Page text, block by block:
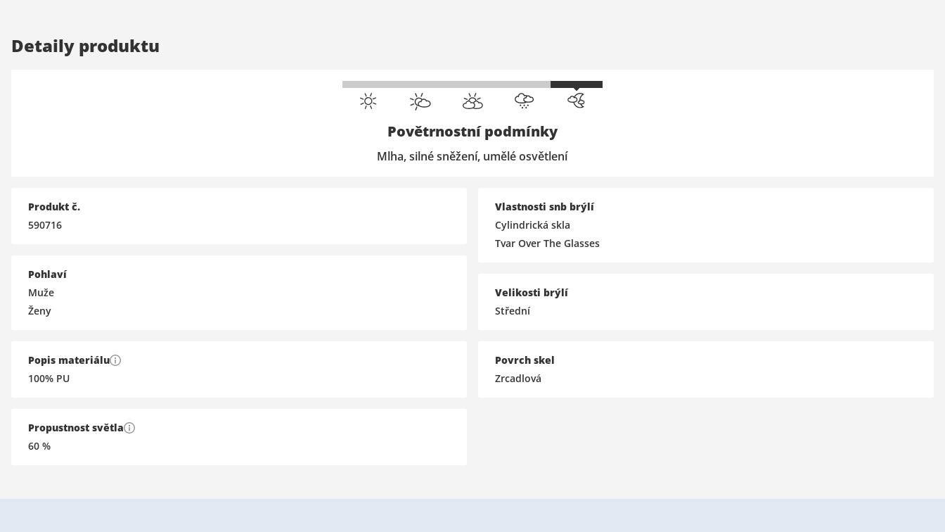
Detaily produktu
Povětrnostní podmínky
Mlha, silné sněžení, umělé osvětlení
Produkt č.
590716
Pohlaví
Muže
Ženy
Popis materiálu
100% PU
Propustnost světla
60 %
Vlastnosti snb brýlí
Cylindrická skla
Tvar Over The Glasses
Velikosti brýlí
Střední
Povrch skel
Zrcadlová